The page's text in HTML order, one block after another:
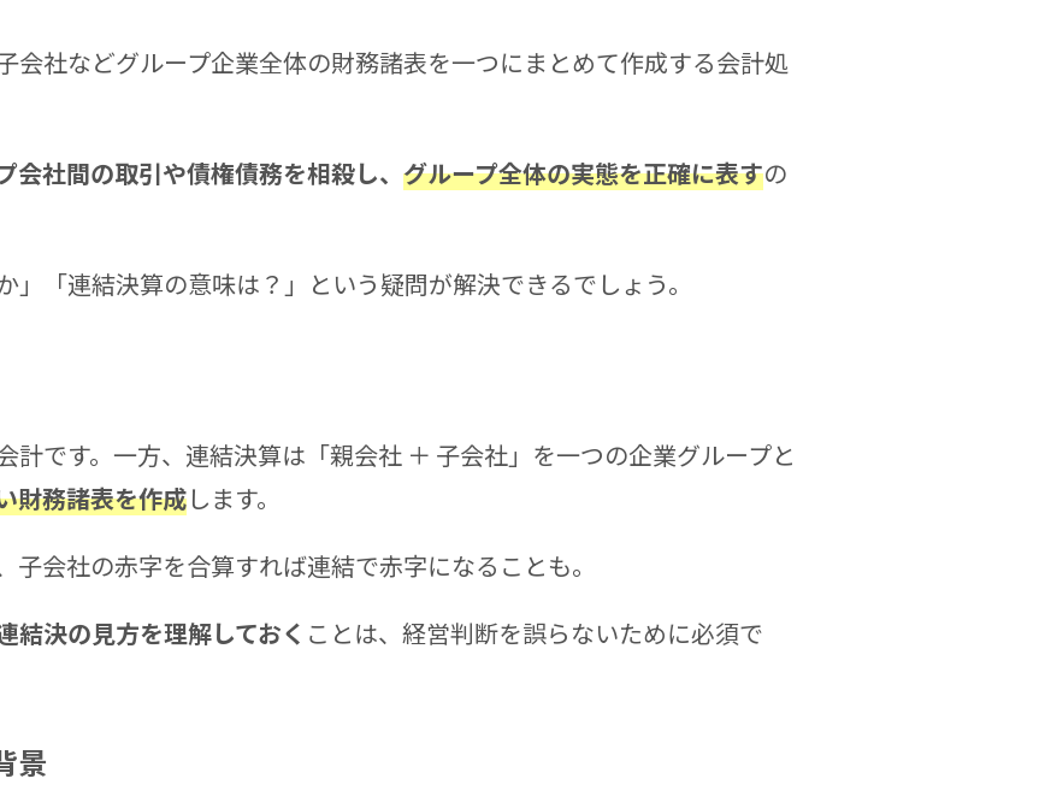
会社などグループ企業全体の財務諸表を一つにまとめて作成する会計処
会社間の取引や債権債務を相殺し、 グループ全体の実態を正確に表すの
」「連結決算の意味は？」という疑問が解決できるでしょう。
計です。一方、連結決算は「親会社 ＋ 子会社」を一つの企業グループと
財務諸表を作成します。
子会社の赤字を合算すれば連結で赤字になることも。
結決の見方を理解しておく ことは、経営判断を誤らないために必須で
景